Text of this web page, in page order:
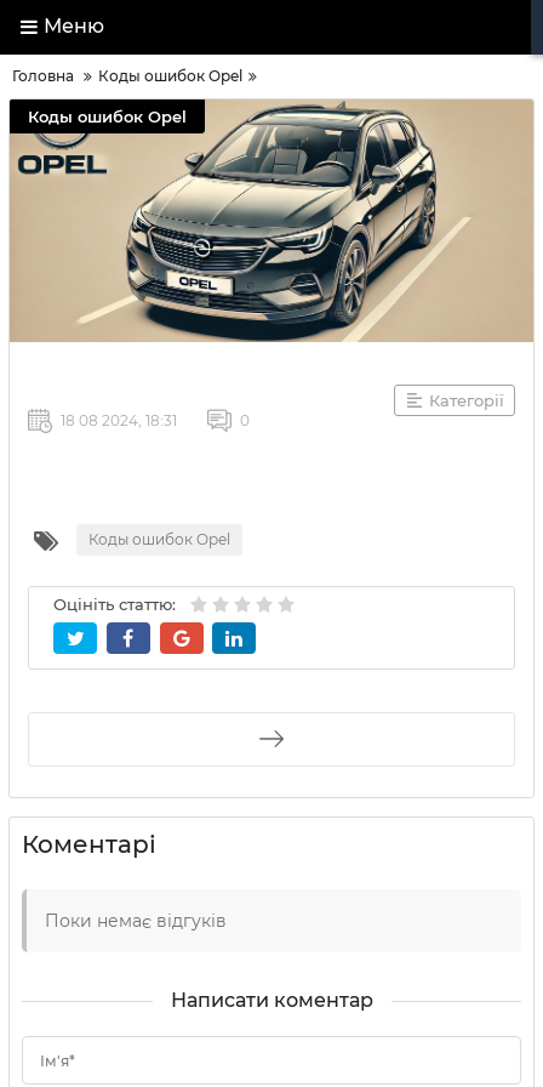
Меню
Головна Коды ошибок Opel
Коды ошибок Opel
Категорії
18 08 2024, 18:31 0
Коды ошибок Opel
Оцініть статтю:
Коментарі
Поки немає відгуків
Написати коментар
Ім'я*